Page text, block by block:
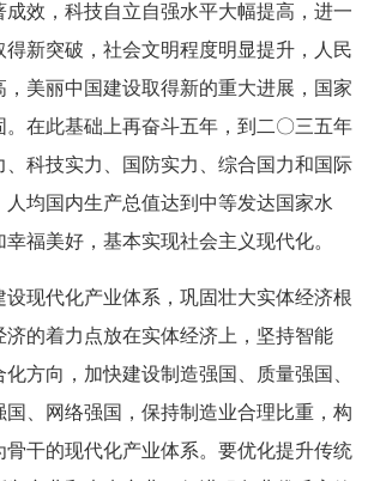
成效，科技自立自强水平大幅提高，进一
得新突破，社会文明程度明显提升，人民
，美丽中国建设取得新的重大进展，国家
。在此基础上再奋斗五年，到二〇三五年
、科技实力、国防实力、综合国力和国际
人均国内生产总值达到中等发达国家水
福美好，基本实现社会主义现代化。
设现代化产业体系，巩固壮大实体经济根
济的着力点放在实体经济上，坚持智能
方向，加快建设制造强国、质量强国、
国、网络强国，保持制造业合理比重，构
骨干的现代化产业体系。要优化提升传统